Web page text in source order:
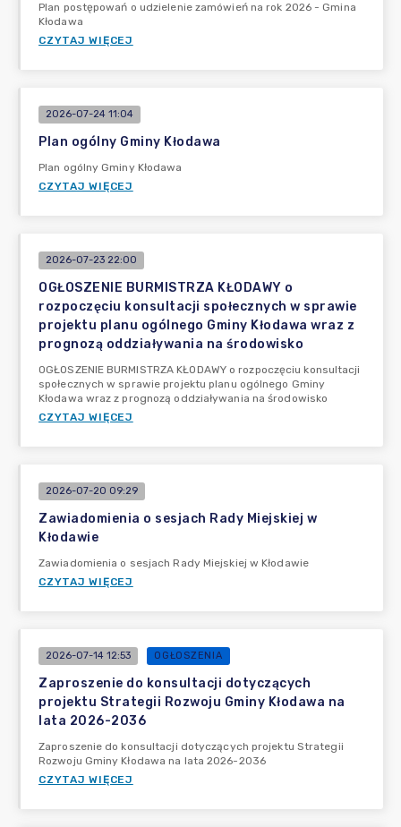
Plan postępowań o udzielenie zamówień na rok 2026 - Gmina
Kłodawa
CZYTAJ WIĘCEJ
2026-07-24 11:04
Plan ogólny Gminy Kłodawa
Plan ogólny Gminy Kłodawa
CZYTAJ WIĘCEJ
2026-07-23 22:00
OGŁOSZENIE BURMISTRZA KŁODAWY o
rozpoczęciu konsultacji społecznych w sprawie
projektu planu ogólnego Gminy Kłodawa wraz z
prognozą oddziaływania na środowisko
OGŁOSZENIE BURMISTRZA KŁODAWY o rozpoczęciu konsultacji
społecznych w sprawie projektu planu ogólnego Gminy
Kłodawa wraz z prognozą oddziaływania na środowisko
CZYTAJ WIĘCEJ
2026-07-20 09:29
Zawiadomienia o sesjach Rady Miejskiej w
Kłodawie
Zawiadomienia o sesjach Rady Miejskiej w Kłodawie
CZYTAJ WIĘCEJ
2026-07-14 12:53 OGŁOSZENIA
Zaproszenie do konsultacji dotyczących
projektu Strategii Rozwoju Gminy Kłodawa na
lata 2026-2036
Zaproszenie do konsultacji dotyczących projektu Strategii
Rozwoju Gminy Kłodawa na lata 2026-2036
CZYTAJ WIĘCEJ